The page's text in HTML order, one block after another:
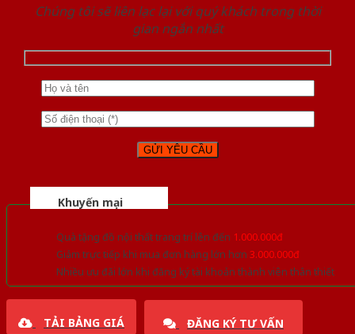
Chúng tôi sẽ liên lạc lại với quý khách trong thời
gian ngắn nhất
Khuyến mại
Quà tặng đồ nội thất trang trí lên đến 1.000.000đ
Giảm trực tiếp khi mua đơn hàng lớn hơn 3.000.000đ
Nhiều ưu đãi lớn khi đăng ký tài khoản thành viên thân thiết
TẢI BẢNG GIÁ ĐĂNG KÝ TƯ VẤN